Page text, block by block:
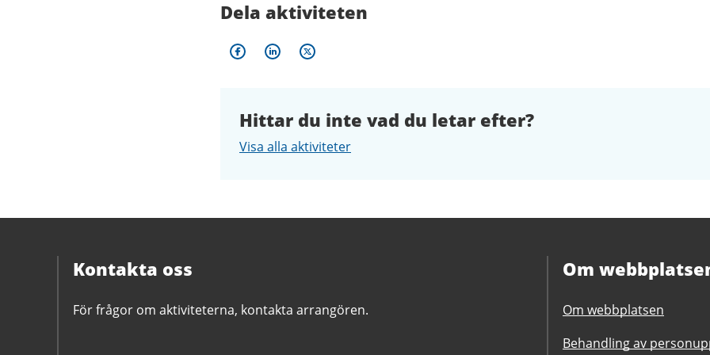
Dela aktiviteten
Hittar du inte vad du letar efter?
Visa alla aktiviteter
Kontakta oss
För frågor om aktiviteterna, kontakta arrangören.
Om
Om webbplatsen
Behandling av